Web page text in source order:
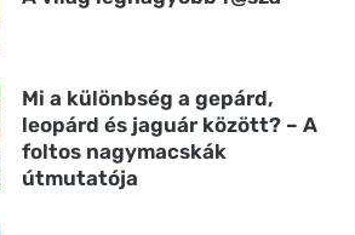
Mi a különbség a gepárd,
leopárd és jaguár között? – A
foltos nagymacskák
útmutatója